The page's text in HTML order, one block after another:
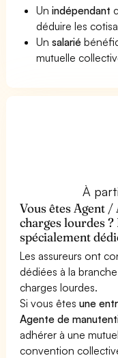
Unindépendant
déduire les
Unsalarié
mutuelle
À
Vous êtes Agent
charges lourdes
spécialement
Les assureurs ont
dédiées à la
charges lourdes.
Si vous êtesune
Agente de
adhérer à une
convention